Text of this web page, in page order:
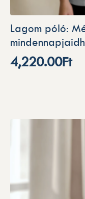
Lagom póló:
4,220.00Ft